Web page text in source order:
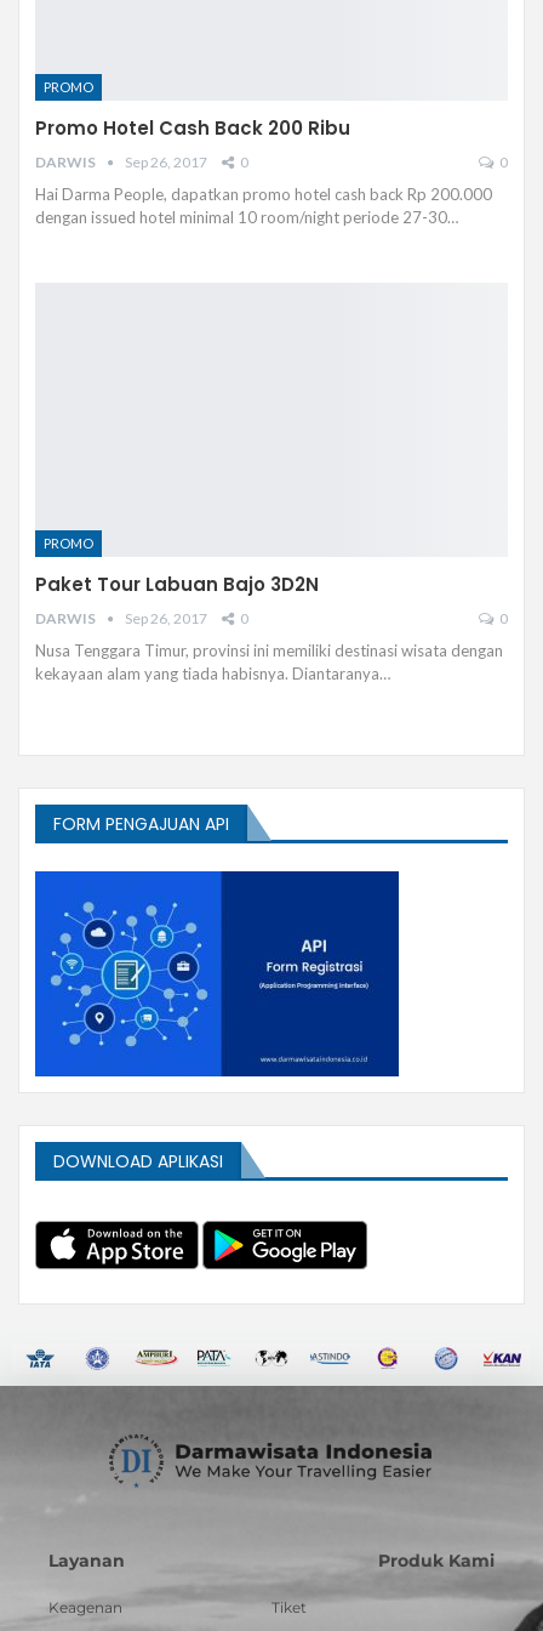
PROMO
Promo Hotel Cash Back 200 Ribu
DARWIS Sep 26, 2017 0 0
Hai Darma People, dapatkan promo hotel cash back Rp 200.000
dengan issued hotel minimal 10 room/night periode 27-30…
PROMO
Paket Tour Labuan Bajo 3D2N
DARWIS Sep 26, 2017 0 0
Nusa Tenggara Timur, provinsi ini memiliki destinasi wisata dengan
kekayaan alam yang tiada habisnya. Diantaranya…
FORM PENGAJUAN API
DOWNLOAD APLIKASI
Layanan
Keagenan
Produk Kami
Tiket